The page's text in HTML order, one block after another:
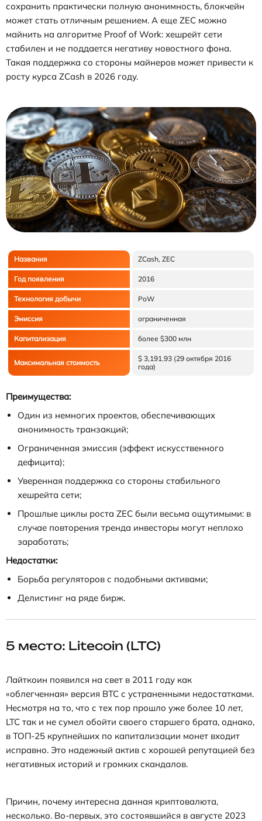
сохранить практически полную анонимность, блокчейн
может стать отличным решением. А еще ZEC можно
майнить на алгоритме Proof of Work: хешрейт сети
стабилен и не поддается негативу новостного фона.
Такая поддержка со стороны майнеров может привести к
росту курса ZCash в 2026 году.
Названия ZCash, ZEC
Год появления 2016
Технология добычи PoW
Эмиссия ограниченная
Капитализация более $300 млн
Максимальная стоимость
$ 3,191.93 (29 октября 2016
года)
Преимущества:
Один из немногих проектов, обеспечивающих
анонимность транзакций;
Ограниченная эмиссия (эффект искусственного
дефицита);
Уверенная поддержка со стороны стабильного
хешрейта сети;
Прошлые циклы роста ZEC были весьма ощутимыми: в
случае повторения тренда инвесторы могут неплохо
заработать;
Недостатки:
Борьба регуляторов с подобными активами;
Делистинг на ряде бирж.
5 место: Litecoin (LTC)
Лайткоин появился на свет в 2011 году как
«облегченная» версия BTC с устраненными недостатками.
Несмотря на то, что с тех пор прошло уже более 10 лет,
LTC так и не сумел обойти своего старшего брата, однако,
в ТОП-25 крупнейших по капитализации монет входит
исправно. Это надежный актив с хорошей репутацией без
негативных историй и громких скандалов.
Причин, почему интересна данная криптовалюта,
несколько. Во-первых, это состоявшийся в августе 2023